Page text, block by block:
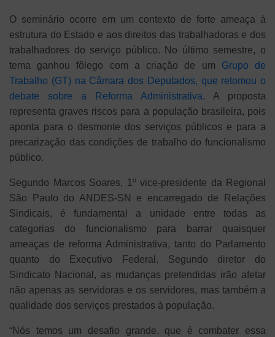
O seminário ocorre em um contexto de forte ameaça à
estrutura do Estado e aos direitos das trabalhadoras e dos
trabalhadores do serviço público. No último semestre, o
tema ganhou fôlego com a criação de um Grupo de
Trabalho (GT) na Câmara dos Deputados, que retomou o
debate sobre a Reforma Administrativa. A proposta
representa graves riscos para a população brasileira, pois
aponta para o desmonte dos serviços públicos e para a
precarização das condições de trabalho do funcionalismo
público.
Segundo Marcos Soares, 1º vice-presidente da Regional
São Paulo do ANDES-SN e encarregado de Relações
Sindicais, é fundamental a unidade entre todas as
categorias do funcionalismo para barrar quaisquer
ameaças de reforma Administrativa, tanto do Parlamento
quanto do Executivo Federal. Segundo diretor do
Sindicato Nacional, as mudanças pretendidas irão afetar
não apenas as servidoras e os servidores, mas também a
qualidade dos serviços prestados à população.
“Nós temos um desafio grande, que é combater essa